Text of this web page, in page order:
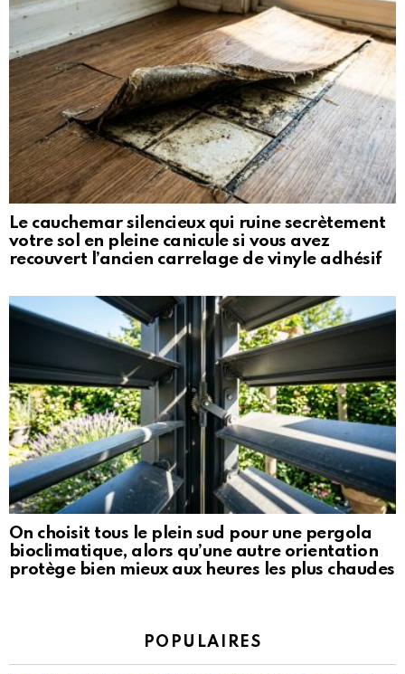
Le cauchemar silencieux qui ruine secrètement
votre sol en pleine canicule si vous avez
recouvert l’ancien carrelage de vinyle adhésif
On choisit tous le plein sud pour une pergola
bioclimatique, alors qu’une autre orientation
protège bien mieux aux heures les plus chaudes
POPULAIRES